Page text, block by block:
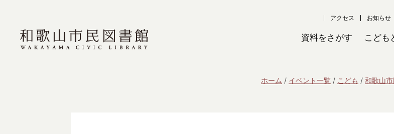
アクセス お知らせ
資料をさがす こども
ホーム イベント一覧 こども 和歌山